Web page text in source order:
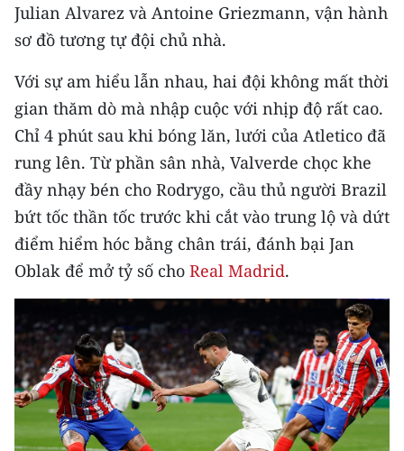
MEDIA CENTER
Video
Media Chính trị
Media Kinh tế
Media Văn hóa
Media Xã hội
Media Pháp luật
Media Du lịch
Media Thế giới
Media Thể thao
Julian Alvarez và Antoine Griezmann, vận hành
sơ đồ tương tự đội chủ nhà.
Với sự am hiểu lẫn nhau, hai đội không mất thời
gian thăm dò mà nhập cuộc với nhịp độ rất cao.
Chỉ 4 phút sau khi bóng lăn, lưới của Atletico đã
rung lên. Từ phần sân nhà, Valverde chọc khe
đầy nhạy bén cho Rodrygo, cầu thủ người Brazil
bứt tốc thần tốc trước khi cắt vào trung lộ và dứt
điểm hiểm hóc bằng chân trái, đánh bại Jan
Oblak để mở tỷ số cho Real Madrid.